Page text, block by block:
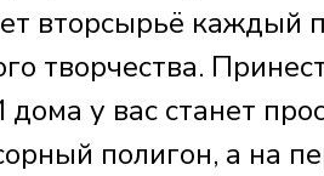
вторсырьё каждый
творчества.
у вас станет
полигон, а на